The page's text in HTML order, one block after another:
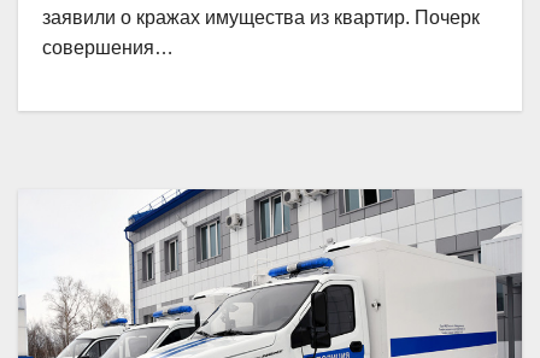
заявили о кражах имущества из квартир. Почерк
совершения…